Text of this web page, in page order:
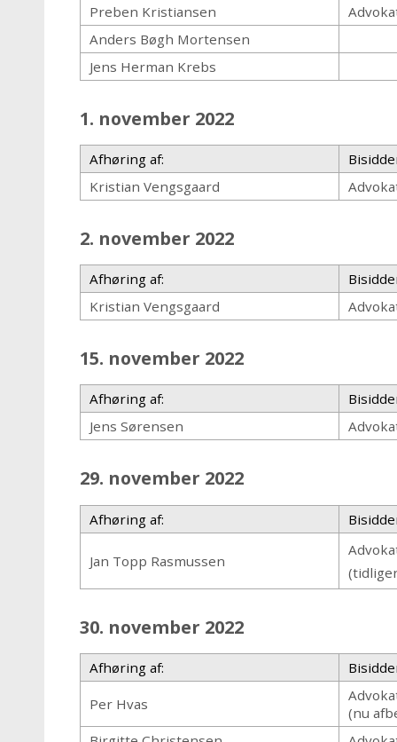
Preben Kristiansen
Anders Bøgh Mortensen
Jens Herman Krebs
1. november 2022
Afhøring af:
Kristian Vengsgaard
2. november 2022
Afhøring af:
Kristian Vengsgaard
15. november 2022
Afhøring af:
Jens Sørensen
29. november 2022
Afhøring af:
Jan Topp Rasmussen
30. november 2022
Afhøring af:
Per Hvas
(nu